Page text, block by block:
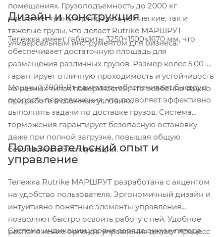
помещениях. Грузоподъемность до 2000 кг
позволяет транспортировать как легкие, так и
тяжелые грузы, что делает Rutrike МАРШРУТ
универсальным инструментом для бизнеса.
Дизайн и конструкция
Тележка имеет габариты 3250×1500×1670 мм, что
обеспечивает достаточную площадь для
размещения различных грузов. Размер колес 5.00-8
гарантирует отличную проходимость и устойчивость
на разных типах поверхностей, что особенно важно
при работе в сложных условиях.
Мощный 3000-Вт двигатель обеспечивает быструю
скорость передвижения, что позволяет эффективно
выполнять задачи по доставке грузов. Система
торможения гарантирует безопасную остановку
даже при полной загрузке, повышая общую
безопасность эксплуатации.
Пользовательский опыт и
управление
Тележка Rutrike МАРШРУТ разработана с акцентом
на удобство пользователя. Эргономичный дизайн и
интуитивно понятные элементы управления
позволяют быстро освоить работу с ней. Удобное
расположение органов управления делает процесс
Система индикации уровня заряда аккумулятора